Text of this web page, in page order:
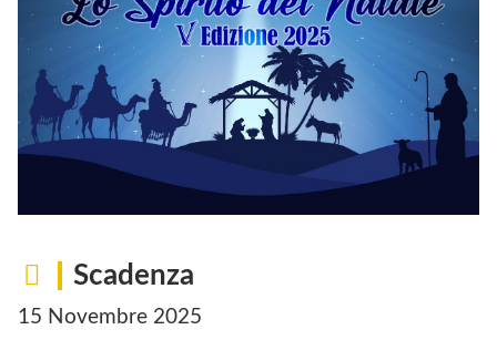
Scadenza
15 Novembre 2025